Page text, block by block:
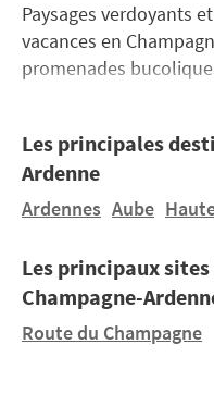
Paysages verdoyants
vacances en
promenades
Marne et découverte
Envacances au
vous ferez halte à
chemins, tentez de
qui pétille, comme son
Les principales
Ardenne
Ardennes Aube
Les principaux
Champagne-
Route du Champagne